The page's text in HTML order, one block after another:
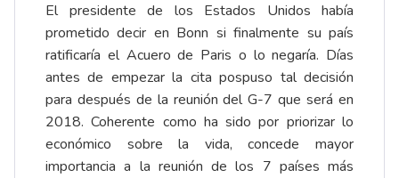
El presidente de los Estados Unidos había
prometido decir en Bonn si finalmente su país
ratificaría el Acuero de Paris o lo negaría. Días
antes de empezar la cita pospuso tal decisión
para después de la reunión del G-7 que será en
2018. Coherente como ha sido por priorizar lo
económico sobre la vida, concede mayor
importancia a la reunión de los 7 países más